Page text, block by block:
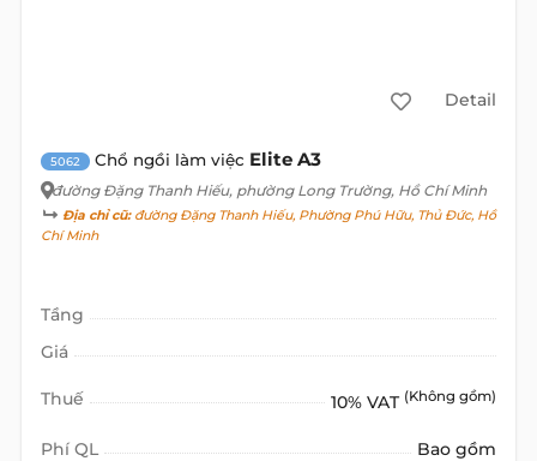
Detail
5062 Chổ ngồi làm việc Elite A3
đường Đặng Thanh Hiếu, phường Long Trường, Hồ Chí Minh
Địa chỉ cũ:đường Đặng Thanh Hiếu, Phường Phú Hữu, Thủ Đức, Hồ
Chí Minh
Tầng
Giá
Thuế 10% VAT (Không gồm)
Phí QL Bao gồm